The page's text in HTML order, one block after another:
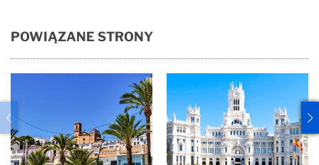
POWIĄZANE STRONY